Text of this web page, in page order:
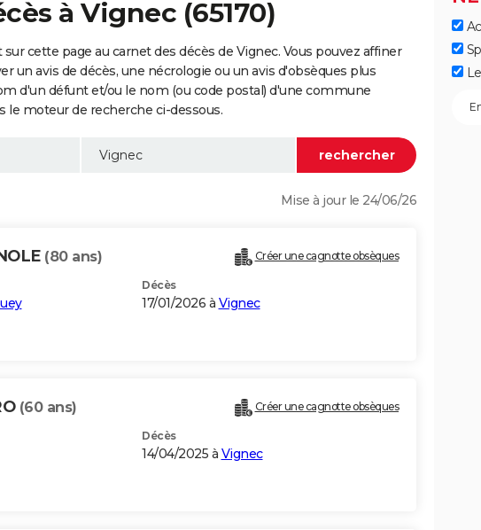
à Vignec (65170)
cette page au carnet des décès de Vignec. Vous pouvez affiner
un avis de décès, une nécrologie ou un avis d'obsèques plus
d'un défunt et/ou le nom (ou code postal) d'une commune
le moteur de recherche ci-dessous.
Mise à jour le 24/06/26
(80 ans) Créer une cagnotte obsèques
Décès
17/01/2026 à Vignec
(60 ans) Créer une cagnotte obsèques
Décès
14/04/2025 à Vignec